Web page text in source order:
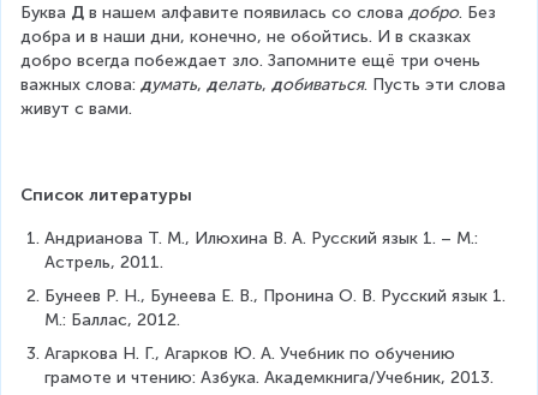
Буква Д в нашем алфавите появилась со слова добро. Без
добра и в наши дни, конечно, не обойтись. И в сказках
добро всегда побеждает зло. Запомните ещё три очень
важных слова: думать, делать, добиваться. Пусть эти слова
живут с вами.
Список литературы
Андрианова Т. М., Илюхина В. А. Русский язык 1. – М.:
Астрель, 2011.
Бунеев Р. Н., Бунеева Е. В., Пронина О. В. Русский язык 1.
М.: Баллас, 2012.
Агаркова Н. Г., Агарков Ю. А. Учебник по обучению
грамоте и чтению: Азбука. Академкнига/Учебник, 2013.